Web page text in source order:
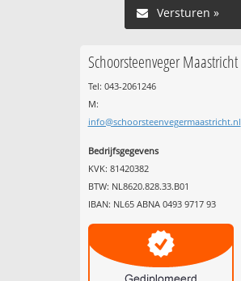
Versturen »
Schoorsteenveger Maastricht
Tel: 043-2061246
M:
info@schoorsteenvegermaastricht.nl
Bedrijfsgegevens
KVK: 81420382
BTW: NL8620.828.33.B01
IBAN: NL65 ABNA 0493 9717 93